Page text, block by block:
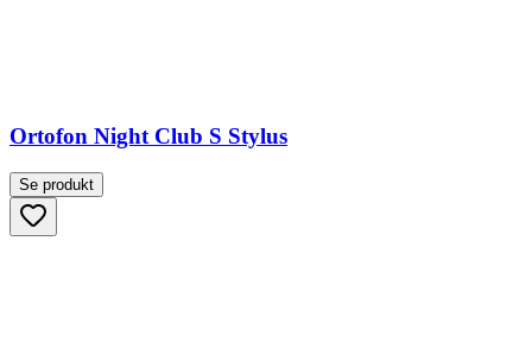
Ortofon Night Club S Stylus
Se produkt